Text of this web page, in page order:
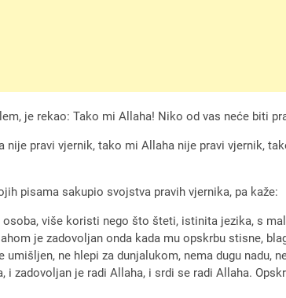
je rekao: Tako mi Allaha! Niko od vas neće biti
nije pravi vjernik, tako mi Allaha nije pravi vjernik,
pisama sakupio svojstva pravih vjernika, pa kaže:
više koristi nego što šteti, istinita jezika, s
je zadovoljan onda kada mu opskrbu stisne,
umišljen, ne hlepi za dunjalukom, nema dugu
i zadovoljan je radi Allaha, i srdi se radi Allaha.